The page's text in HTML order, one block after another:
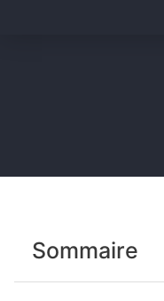
Sommaire